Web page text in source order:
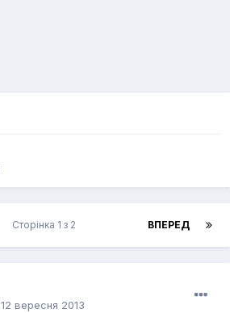
ВПЕРЕД
Сторінка 1 з 2
12 вересня 2013